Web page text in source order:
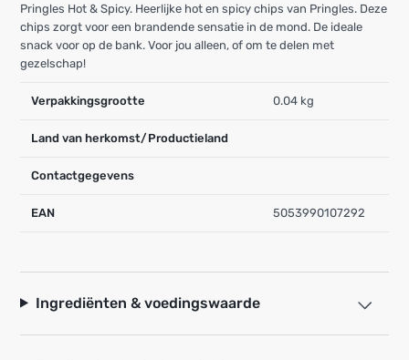
Pringles Hot & Spicy. Heerlijke hot en spicy chips van Pringles. Deze
chips zorgt voor een brandende sensatie in de mond. De ideale
snack voor op de bank. Voor jou alleen, of om te delen met
gezelschap!
Verpakkingsgrootte 0.04 kg
Land van herkomst/Productieland
Contactgegevens
EAN 5053990107292
Ingrediënten & voedingswaarde